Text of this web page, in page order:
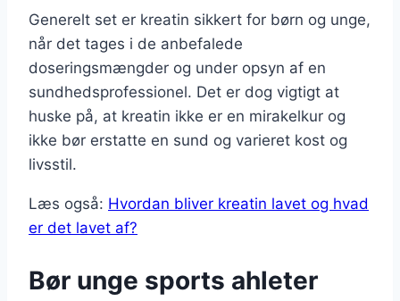
Generelt set er kreatin sikkert for børn og unge,
når det tages i de anbefalede
doseringsmængder og under opsyn af en
sundhedsprofessionel. Det er dog vigtigt at
huske på, at kreatin ikke er en mirakelkur og
ikke bør erstatte en sund og varieret kost og
livsstil.
Læs også: Hvordan bliver kreatin lavet og hvad
er det lavet af?
Bør unge sports ahleter